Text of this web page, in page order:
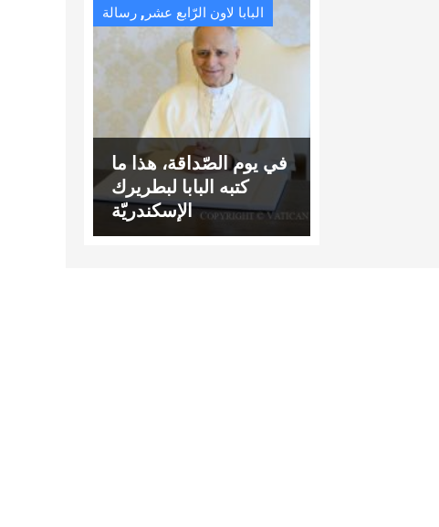
البابا لاون الرّابع عشر , رسالة
في يوم الصّداقة، هذا ما
كتبه البابا لبطريرك
الإسكندريّة